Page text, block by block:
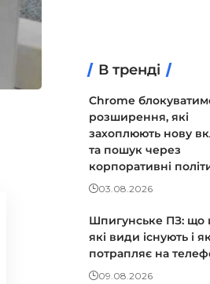
В тренді
Chrome
розширення, які
захоплюють нову
та пошук через
корпоративні
03.08.2026
Шпигунське ПЗ: що
які види існують і
потрапляє на
09.08.2026